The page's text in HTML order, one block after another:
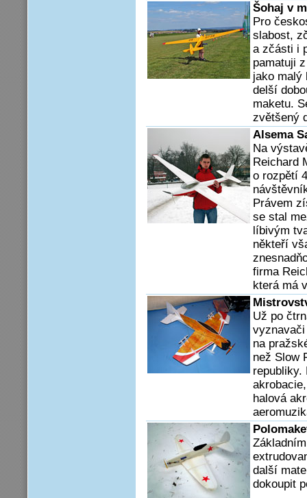
Šohaj v
Pro
slabost,
a zčásti i
pamatuji
jako malý
delší
maketu.
zvětšený
Alsema
Na
Reichard
o rozpětí
Právem
se stal
líbivým
někteří
firma
která má
Už po
na
než Slow
republiky.
halová
další
dokoupit